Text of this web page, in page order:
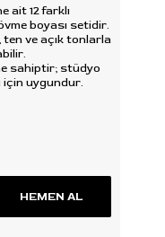
ait 12 farklı
boyası setidir.
ten ve açık tonlarla
sahiptir; stüdyo
için uygundur.